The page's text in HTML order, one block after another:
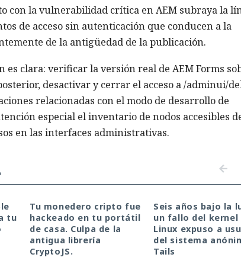
con la vulnerabilidad crítica en AEM subraya la
de acceso sin autenticación que conducen a la
de la antigüedad de la publicación.
es clara: verificar la versión real de AEM Forms
desactivar y cerrar el acceso a /adminui/
relacionadas con el modo de desarrollo de
especial el inventario de nodos accesibles
en las interfaces administrativas.
tu
Tu monedero cripto fue
hackeado en tu portátil
de casa. Culpa de la
antigua librería
CryptoJS.
Seis años bajo la
un fallo del kernel
Linux expuso a
del sistema
Tails